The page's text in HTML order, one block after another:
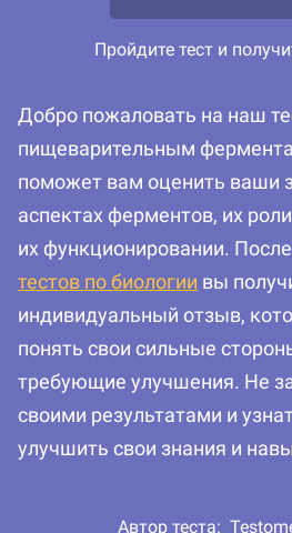
Пройдите тест и
Добро пожаловать на наш
пищеварительным
поможет вам оценить ваши
аспектах ферментов, их
их функционировании.
тестов по биологии вы
индивидуальный отзыв,
понять свои сильные
требующие улучшения. Не
своими результатами и
улучшить свои знания и
Автор теста: